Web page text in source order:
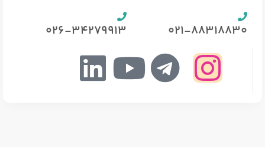
021-88318830
026-34279913